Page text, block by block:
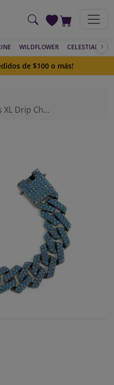
WILDFLOWER CELESTIAL
de $100 o más!
Azul Glaciar